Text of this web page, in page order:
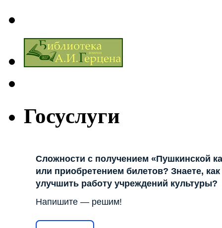
Госуслуги
Сложности с получением «Пушкинской
или приобретением билетов? Знаете, как
улучшить работу учреждений культуры?
Напишите — решим!